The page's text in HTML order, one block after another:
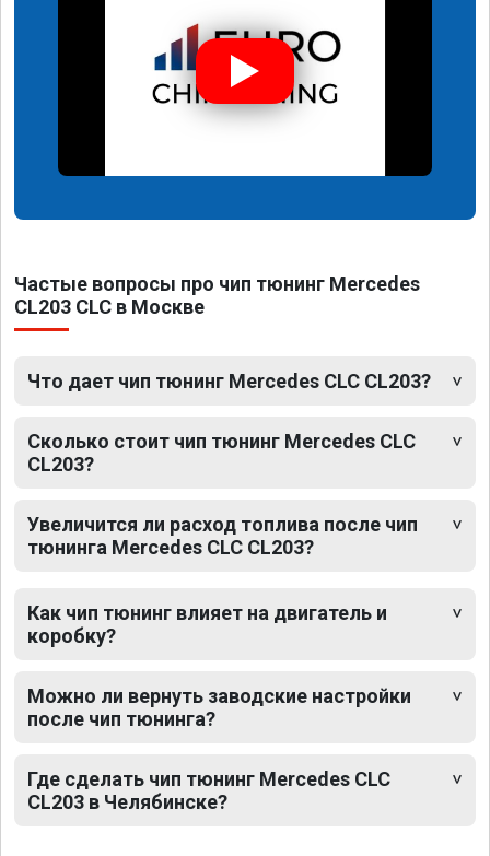
Частые вопросы про чип тюнинг Mercedes
CL203 CLC в Москве
Что дает чип тюнинг Mercedes CLC CL203?
Сколько стоит чип тюнинг Mercedes CLC
CL203?
Увеличится ли расход топлива после чип
тюнинга Mercedes CLC CL203?
Как чип тюнинг влияет на двигатель и
коробку?
Можно ли вернуть заводские настройки
после чип тюнинга?
Где сделать чип тюнинг Mercedes CLC
CL203 в Челябинске?